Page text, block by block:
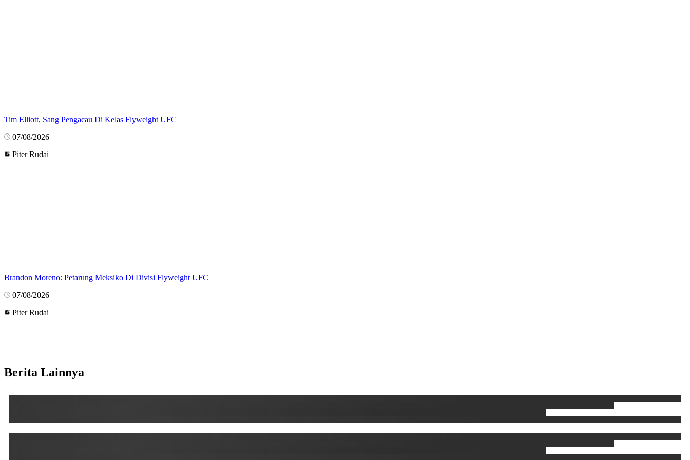
Tim Elliott, Sang Pengacau Di Kelas Flyweight UFC
07/08/2026
Piter Rudai
Brandon Moreno: Petarung Meksiko Di Divisi Flyweight UFC
07/08/2026
Piter Rudai
Berita Lainnya